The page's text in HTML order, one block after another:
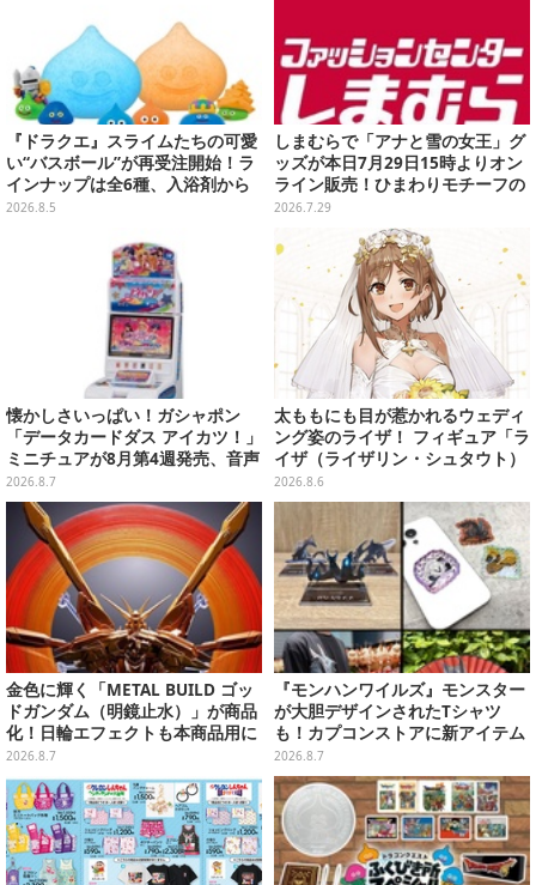
『ドラクエ』スライムたちの可愛
い“バスボール”が再受注開始！ラ
インナップは全6種、入浴剤から
モンスターのフィギュアが出てく
2026.8.5
しまむらで「アナと雪の女王」グ
ッズが本日7月29日15時よりオン
ライン販売！ひまわりモチーフの
エプロン、「オラフ」のクッショ
ンなど豊富なデザイン
2026.7.29
懐かしさいっぱい！ガシャポン
「データカードダス アイカツ！」
ミニチュアが8月第4週発売、音声
が流れる特別仕様も当たる
2026.8.7
太ももにも目が惹かれるウェディ
ング姿のライザ！ フィギュア「ラ
イザ（ライザリン・シュタウト）
ウェディングStyle」が8月7日よ
り予約受付開始
2026.8.6
金色に輝く「METAL BUILD ゴッ
ドガンダム（明鏡止水）」が商品
化！日輪エフェクトも本商品用に
刷新した豪華仕様
2026.8.7
『モンハンワイルズ』モンスター
が大胆デザインされたTシャツ
も！カプコンストアに新アイテム
が続々登場
2026.8.7